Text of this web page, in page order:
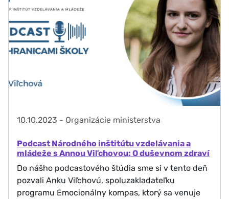
10.10.2023 - Organizácie ministerstva
Podcast Národného inštitútu vzdelávania a
mládeže s Annou Viľchovou: O duševnom zdraví
Do nášho podcastového štúdia sme si v tento deň
pozvali Anku Viľchovú, spoluzakladateľku
programu Emocionálny kompas, ktorý sa venuje